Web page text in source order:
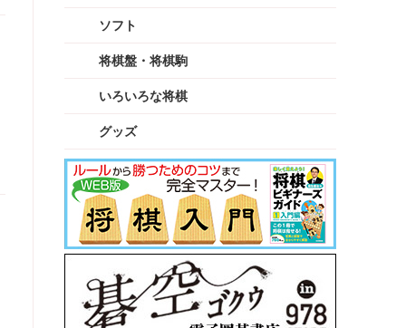
ソフト
将棋盤・将棋駒
いろいろな将棋
グッズ